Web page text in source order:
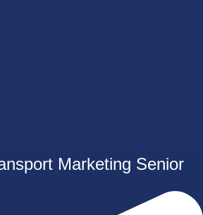
Marketing Senior